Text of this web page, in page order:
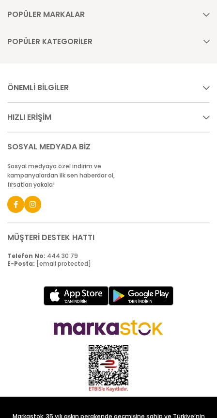
POPÜLER MARKALAR
POPÜLER KATEGORİLER
ÖNEMLİ BİLGİLER
HIZLI ERİŞİM
SOSYAL MEDYADA BİZ
Sosyal medyaya özel indirim ve
kampanyalardan ilk sen haberdar ol,
fırsatları yakala!
MÜŞTERİ DESTEK HATTI
Telefon No: 444 30 79
E-Posta: [email protected]